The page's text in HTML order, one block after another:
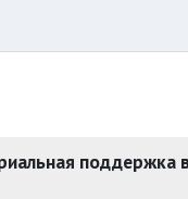
поддержка